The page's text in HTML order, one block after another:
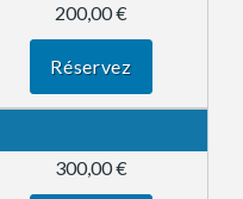
200,00 €
Réservez
300,00 €